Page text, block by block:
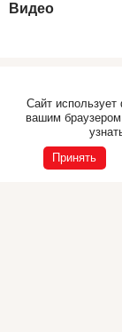
Видео
Самоходная
Коммунальная
оборудование
Сайт
вашим
Принять